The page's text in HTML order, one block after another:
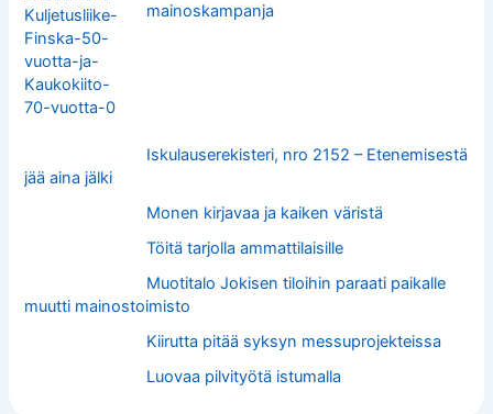
mainoskampanja
Iskulauserekisteri, nro 2152 – Etenemisestä
jää aina jälki
Monen kirjavaa ja kaiken väristä
Töitä tarjolla ammattilaisille
Muotitalo Jokisen tiloihin paraati paikalle
muutti mainostoimisto
Kiirutta pitää syksyn messuprojekteissa
Luovaa pilvityötä istumalla